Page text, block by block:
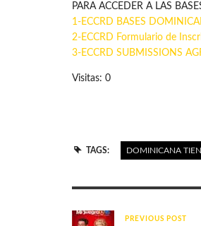
PARA ACCEDER A LAS
1-ECCRD BASES
2-ECCRD Formulario de
3-ECCRD SUBMISSIONS
Visitas: 0
TAGS: DOMINICANA
PREVIOUS POST